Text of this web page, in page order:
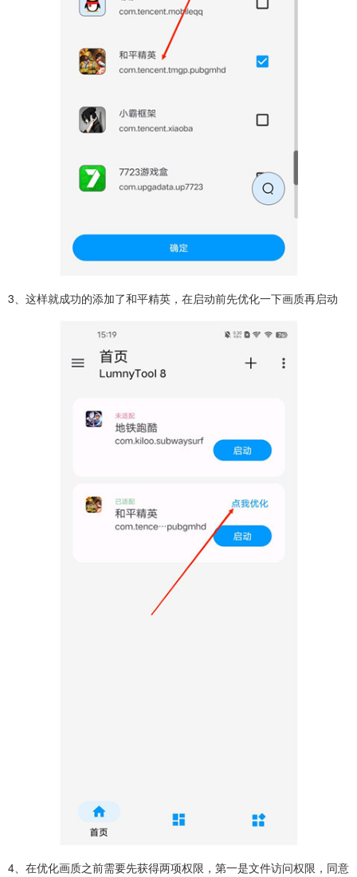
3、这样就成功的添加了和平精英，在启动前先优化一下画质再启动
4、在优化画质之前需要先获得两项权限，第一是文件访问权限，同意